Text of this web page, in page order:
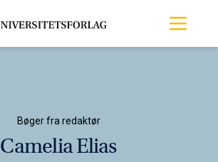
Bøger fra redaktør
Camelia Elias